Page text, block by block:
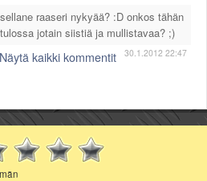
sellane raaseri nykyää? :D onkos tähän
tulossa jotain siistiä ja mullistavaa? ;)
30.1.2012 22:47
Näytä kaikki kommentit